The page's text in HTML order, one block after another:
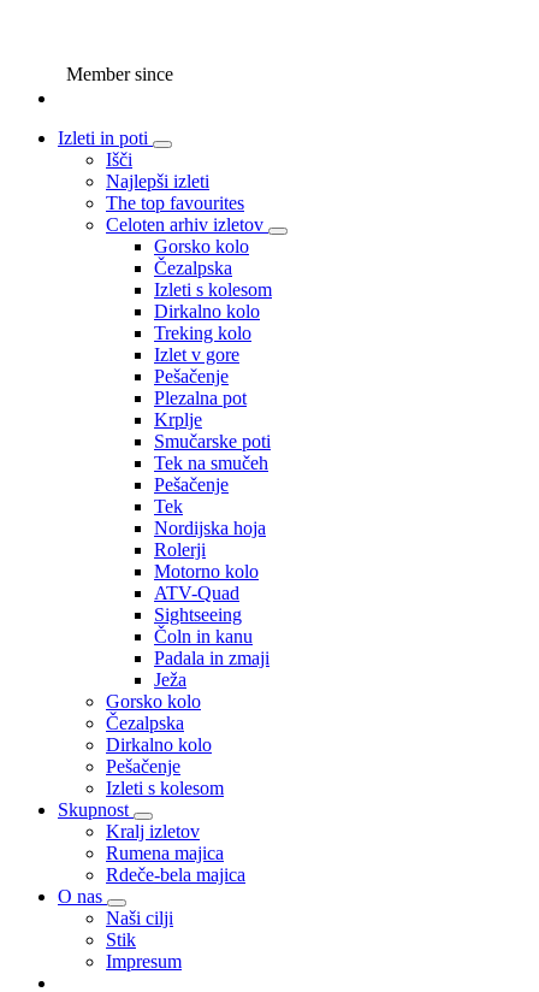
Member since
Izleti in poti
Išči
Najlepši izleti
The top favourites
Celoten arhiv izletov
Gorsko kolo
Čezalpska
Izleti s kolesom
Dirkalno kolo
Treking kolo
Izlet v gore
Pešačenje
Plezalna pot
Krplje
Smučarske poti
Tek na smučeh
Pešačenje
Tek
Nordijska hoja
Rolerji
Motorno kolo
ATV-Quad
Sightseeing
Čoln in kanu
Padala in zmaji
Ježa
Gorsko kolo
Čezalpska
Dirkalno kolo
Pešačenje
Izleti s kolesom
Skupnost
Kralj izletov
Rumena majica
Rdeče-bela majica
O nas
Naši cilji
Stik
Impresum